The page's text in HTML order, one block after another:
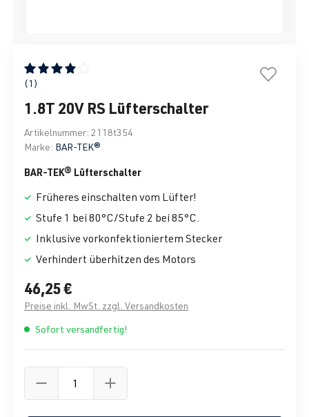
Durchschnittliche Bewertung von 4 von 5 Sternen
(1)
1.8T 20V RS Lüfterschalter
Artikelnummer: 2118t354
Marke: BAR-TEK®
BAR-TEK® Lüfterschalter
Früheres einschalten vom Lüfter!
Stufe 1 bei 80°C/Stufe 2 bei 85°C.
Inklusive vorkonfektioniertem Stecker
Verhindert überhitzen des Motors
46,25 €
Preise inkl. MwSt. zzgl. Versandkosten
Sofort versandfertig!